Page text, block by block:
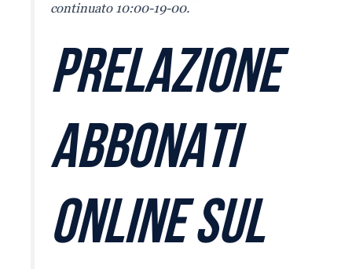
continuato 10:00-19-00.
PRELAZIONE
ABBONATI
ONLINE SUL